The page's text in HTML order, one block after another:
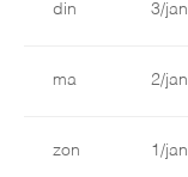
din 3/jan
ma 2/jan
zon 1/jan